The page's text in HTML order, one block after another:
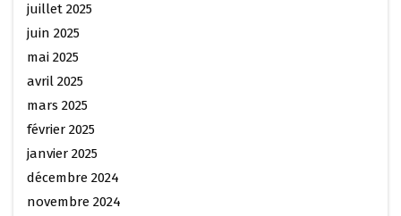
juillet 2025
juin 2025
mai 2025
avril 2025
mars 2025
février 2025
janvier 2025
décembre 2024
novembre 2024